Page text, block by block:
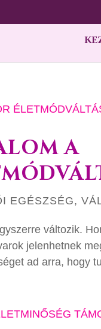
A
EGÉSZSÉG,
változik.
jelenhetnek
ad arra, hogy